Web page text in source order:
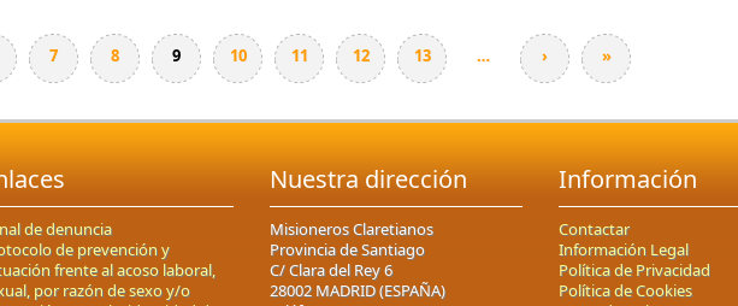
7 8 9 10 11 12 13 … › »
de denuncia
de prevención y
frente al acoso laboral,
por razón de sexo y/o
Nuestra dirección
Misioneros Claretianos
Provincia de Santiago
C/ Clara del Rey 6
28002 MADRID (ESPAÑA)
Información
Contactar
Información Legal
Política de Privacidad
Política de Cookies